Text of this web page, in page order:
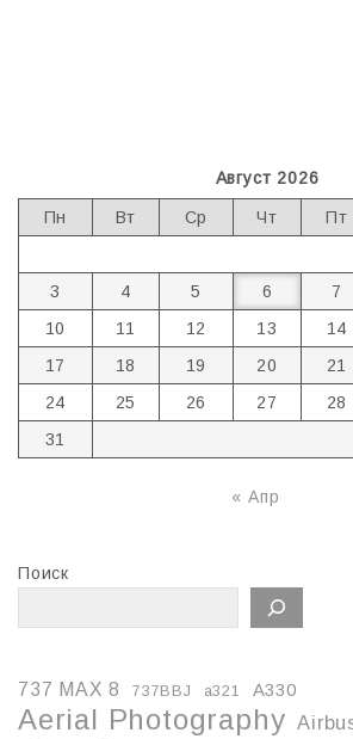
Август 2026
Пн Вт Ср Чт Пт
3
4 5 6 7
10
11 12 13 14
17
18 19 20 21
24
25 26 27 28
31
« Апр
Поиск
737 MAX 8 737BBJ a321 A330
Aerial Photography